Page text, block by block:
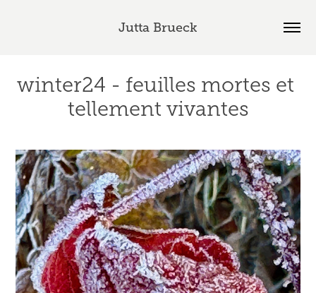
Jutta Brueck
winter24 - feuilles mortes et
tellement vivantes